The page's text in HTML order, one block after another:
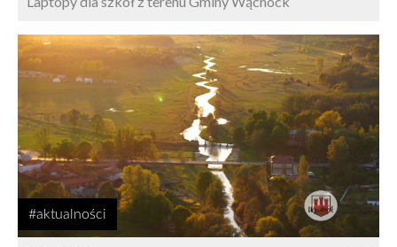
#aktualności